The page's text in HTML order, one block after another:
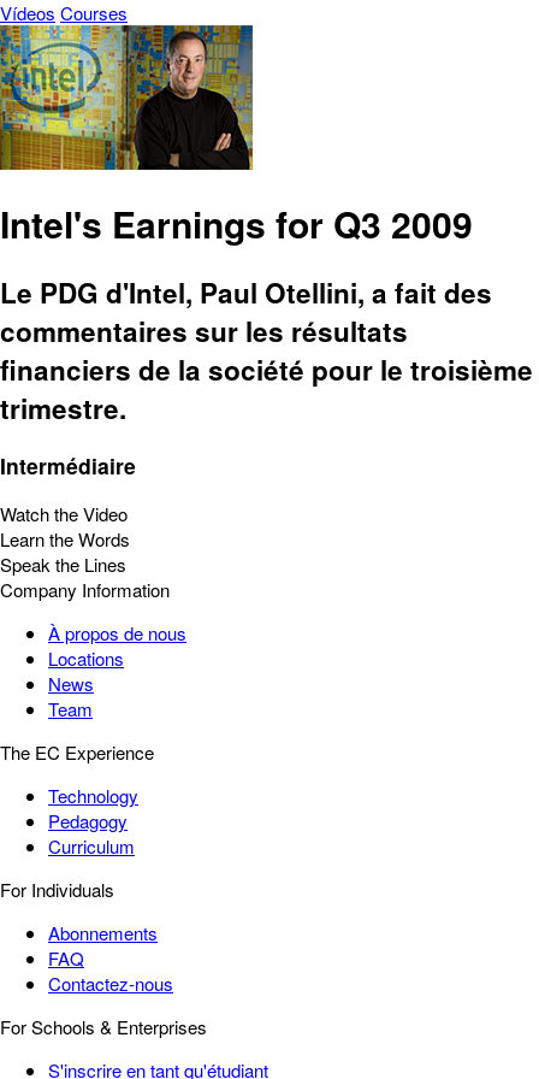
Vídeos Courses
Intel's Earnings for Q3 2009
Le PDG d'Intel, Paul Otellini, a fait des
commentaires sur les résultats
financiers de la société pour le troisième
trimestre.
Intermédiaire
Watch the Video
Learn the Words
Speak the Lines
Company Information
À propos de nous
Locations
News
Team
The EC Experience
Technology
Pedagogy
Curriculum
For Individuals
Abonnements
FAQ
Contactez-nous
For Schools & Enterprises
S'inscrire en tant qu'étudiant